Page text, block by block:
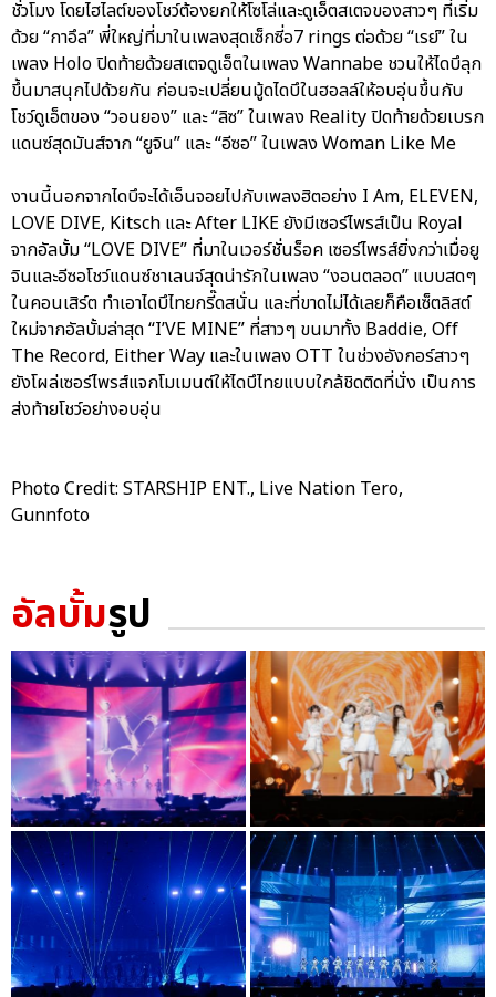
ชั่วโมง โดยไฮไลต์ของโชว์ต้องยกให้โซโล่และดูเอ็ตสเตจของสาวๆ ที่เริ่ม
ด้วย “กาอึล” พี่ใหญ่ที่มาในเพลงสุดเซ็กซี่อ7 rings ต่อด้วย “เรย์” ใน
เพลง Holo ปิดท้ายด้วยสเตจดูเอ็ตในเพลง Wannabe ชวนให้ไดบึลุก
ขึ้นมาสนุกไปด้วยกัน ก่อนจะเปลี่ยนมู้ดไดบึในฮอลล์ให้อบอุ่นขึ้นกับ
โชว์ดูเอ็ตของ “วอนยอง” และ “ลิซ” ในเพลง Reality ปิดท้ายด้วยเบรก
แดนซ์สุดมันส์จาก “ยูจิน” และ “อีซอ” ในเพลง Woman Like Me
งานนี้นอกจากไดบึจะได้เอ็นจอยไปกับเพลงฮิตอย่าง I Am, ELEVEN,
LOVE DIVE, Kitsch และ After LIKE ยังมีเซอร์ไพรส์เป็น Royal
จากอัลบั้ม “LOVE DIVE” ที่มาในเวอร์ชั่นร็อค เซอร์ไพรส์ยิ่งกว่าเมื่อยู
จินและอีซอโชว์แดนซ์ชาเลนจ์สุดน่ารักในเพลง “งอนตลอด” แบบสดๆ
ในคอนเสิร์ต ทำเอาไดบึไทยกรี๊ดสนั่น และที่ขาดไม่ได้เลยก็คือเซ็ตลิสต์
ใหม่จากอัลบั้มล่าสุด “I’VE MINE” ที่สาวๆ ขนมาทั้ง Baddie, Off
The Record, Either Way และในเพลง OTT ในช่วงอังกอร์สาวๆ
ยังโผล่เซอร์ไพรส์แจกโมเมนต์ให้ไดบึไทยแบบใกล้ชิดติดที่นั่ง เป็นการ
ส่งท้ายโชว์อย่างอบอุ่น
Photo Credit: STARSHIP ENT., Live Nation Tero,
Gunnfoto
อัลบั้มรูป